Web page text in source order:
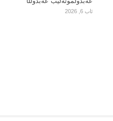
ئاب 6, 2026